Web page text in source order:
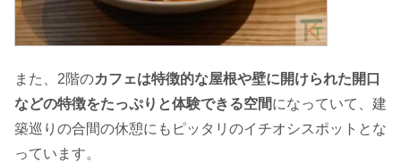
また、2階のカフェは特徴的な屋根や壁に開けられた開口
などの特徴をたっぷりと体験できる空間になっていて、建
築巡りの合間の休憩にもピッタリのイチオシスポットとな
っています。